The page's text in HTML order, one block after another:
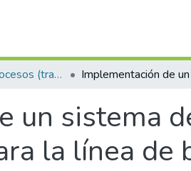
Ingeniería de Procesos (trabajo de grado)
un sistema
la línea de